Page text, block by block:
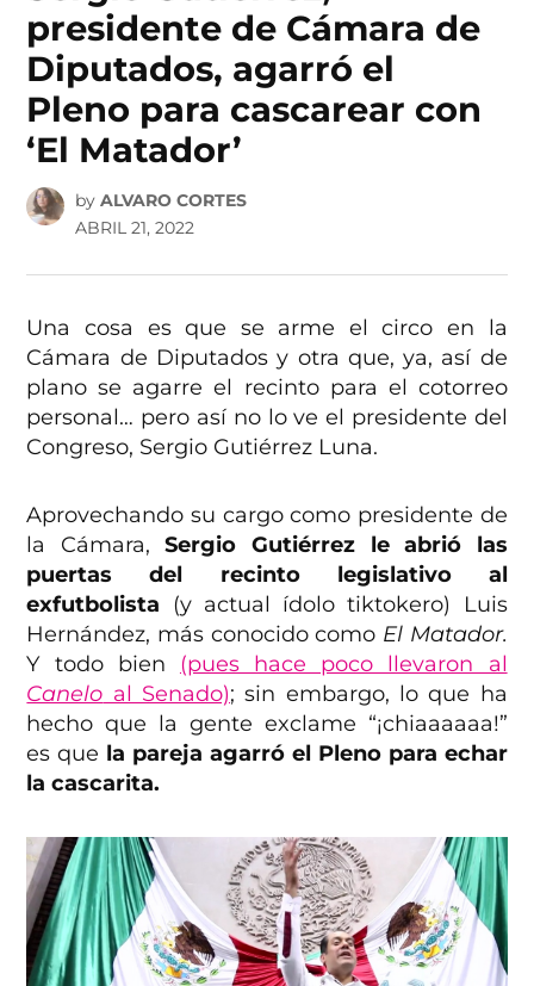
presidente de Cámara de
Diputados, agarró el
Pleno para cascarear con
‘El Matador’
by ALVARO CORTES
ABRIL 21, 2022
Una cosa es que se arme el circo en la
Cámara de Diputados y otra que, ya, así de
plano se agarre el recinto para el cotorreo
personal… pero así no lo ve el presidente del
Congreso, Sergio Gutiérrez Luna.
Aprovechando su cargo como presidente de
la Cámara,Sergio Gutiérrez le abrió las
puertas del recinto legislativo al
exfutbolista (y actual ídolo tiktokero) Luis
Hernández, más conocido como El Matador.
Y todo bien (pues hace poco llevaron al
Canelo al Senado); sin embargo, lo que ha
hecho que la gente exclame “¡chiaaaaaa!”
es que la pareja agarró el Pleno para echar
la cascarita.